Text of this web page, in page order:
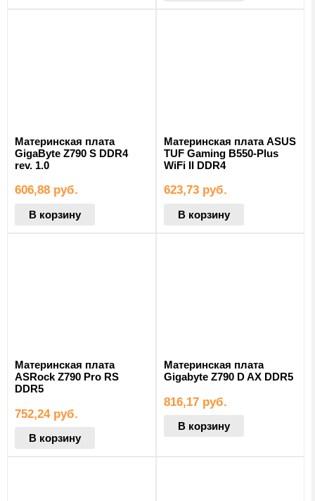
Материнская плата
GigaByte Z790 S DDR4
rev. 1.0
606,88 руб.
В корзину
Материнская плата ASUS
TUF Gaming B550-Plus
WiFi II DDR4
623,73 руб.
В корзину
Материнская плата
ASRock Z790 Pro RS
DDR5
752,24 руб.
В корзину
Материнская плата
Gigabyte Z790 D AX DDR5
816,17 руб.
В корзину